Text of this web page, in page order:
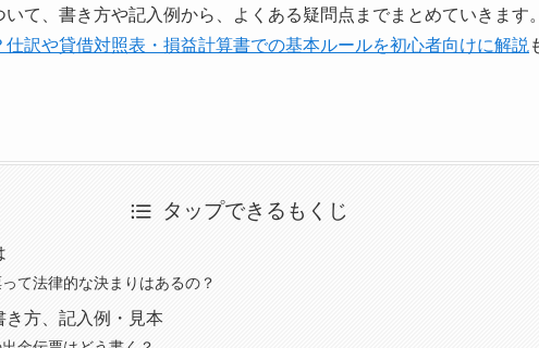
て、書き方や記入例から、よくある疑問点までまとめていきます
仕訳や貸借対照表・損益計算書での基本ルールを初心者向けに解説
タップできるもくじ
て法律的な決まりはあるの？
き方、記入例・見本